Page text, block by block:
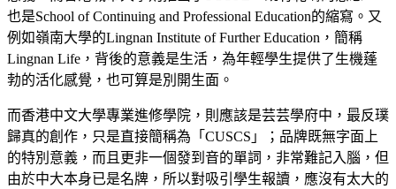
也是School of Continuing and Professional Education的縮寫。又
例如嶺南大學的Lingnan Institute of Further Education，簡稱
Lingnan Life，背後的意義是生活，為年輕學生提供了生機蓬
勃的活化感覺，也可算是別開生面。
而香港中文大學專業進修學院，則應該是芸芸學府中，最反璞
歸真的創作，只是直接簡稱為「CUSCS」；品牌既無字面上
的特別意義，而且更非一個發到音的單詞，非常難記入腦，但
由於中大本身已是名牌，所以對吸引學生報讀，應沒有太大的